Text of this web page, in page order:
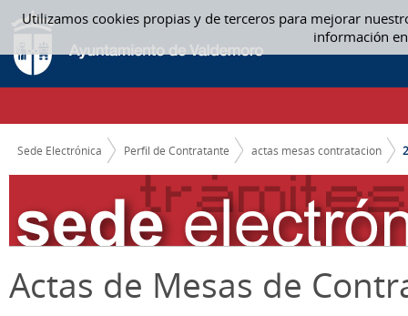
Utilizamos cookies propias y de terceros para mejorar
información
Saltar al contenido
2017 - ACTAS MESAS CONTRATACION
CAMINO DE MIGAS
Sede Electrónica Perfil de Contratante actas mesas contratacion
Actas de Mesas de